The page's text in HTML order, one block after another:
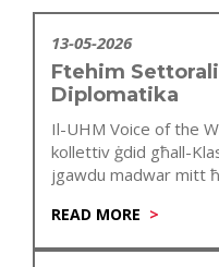
13-05-2026
Ftehim
Diplomatika
Il-UHM Voice of the
kollettiv ġdid għall-
jgawdu madwar mitt
READ MORE